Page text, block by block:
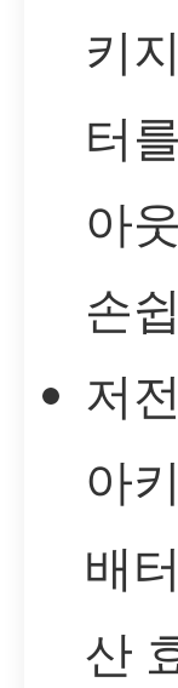
키
터
아
손
저
아
배
산